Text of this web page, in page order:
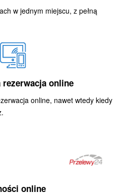
w jednym miejscu, z pełną
rezerwacja online
online, nawet wtedy kiedy
online